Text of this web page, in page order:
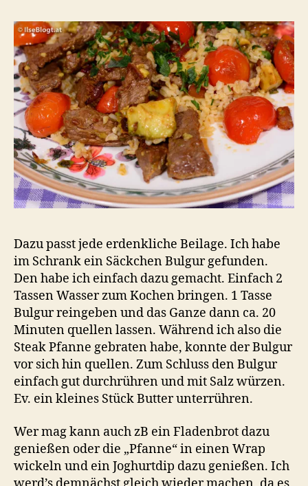
Dazu passt jede erdenkliche Beilage. Ich habe
im Schrank ein Säckchen Bulgur gefunden.
Den habe ich einfach dazu gemacht. Einfach 2
Tassen Wasser zum Kochen bringen. 1 Tasse
Bulgur reingeben und das Ganze dann ca. 20
Minuten quellen lassen. Während ich also die
Steak Pfanne gebraten habe, konnte der Bulgur
vor sich hin quellen. Zum Schluss den Bulgur
einfach gut durchrühren und mit Salz würzen.
Ev. ein kleines Stück Butter unterrühren.
Wer mag kann auch zB ein Fladenbrot dazu
genießen oder die „Pfanne“ in einen Wrap
wickeln und ein Joghurtdip dazu genießen. Ich